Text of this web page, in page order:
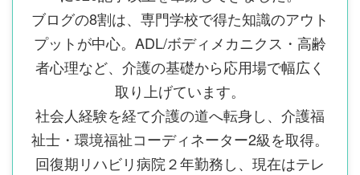
ブログの8割は、専門学校で得た知識のアウト
プットが中心。ADL/ボディメカニクス・高齢
者心理など、介護の基礎から応用場で幅広く
取り上げています。
社会人経験を経て介護の道へ転身し、介護福
祉士・環境福祉コーディネーター2級を取得。
回復期リハビリ病院２年勤務し、現在はテレ